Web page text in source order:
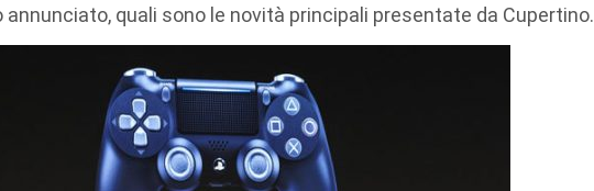
quali sono le novità principali presentate da Cupertino.